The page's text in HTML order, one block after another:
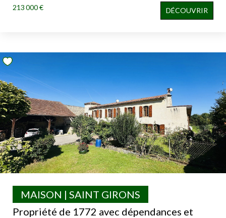
213 000 € DÉCOUVRIR
Propriété de 1772 avec dépendances et
MAISON | SAINT GIRONS